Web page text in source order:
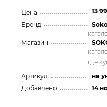
Цена
13
Бренд
Магазин
где
Артикул
не
Добавлено
14